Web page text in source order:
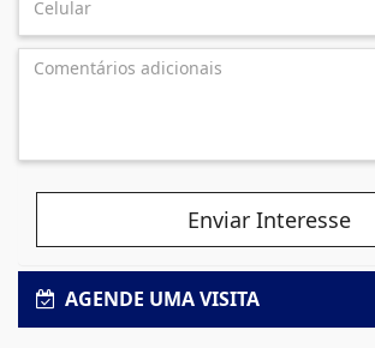
Enviar Interesse
AGENDE UMA VISITA